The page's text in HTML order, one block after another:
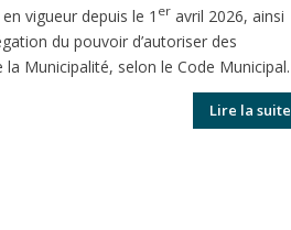
vigueur depuis le 1 eravril 2026, ainsi
du pouvoir d’autoriser des
Municipalité, selon le Code Municipal.
Lire la suite